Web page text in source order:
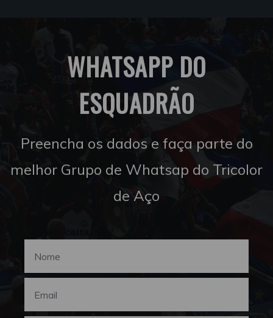
WHATSAPP DO
ESQUADRÃO
Preencha os dados e faça parte do
melhor Grupo de Whatsap do Tricolor
de Aço